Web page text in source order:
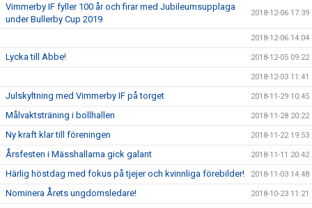
Vimmerby IF fyller 100 år och firar med Jubileumsupplaga
under Bullerby Cup 2019
2018-12-06 17:39
2018-12-06 14:04
Lycka till Abbe! 2018-12-05 09:22
2018-12-03 11:41
Julskyltning med Vimmerby IF på torget 2018-11-29 10:45
Målvaktsträning i bollhallen 2018-11-28 20:22
Ny kraft klar till föreningen 2018-11-22 19:53
Årsfesten i Mässhallarna gick galant 2018-11-11 20:42
Härlig höstdag med fokus på tjejer och kvinnliga förebilder! 2018-11-03 14:48
Nominera Årets ungdomsledare! 2018-10-23 11:21